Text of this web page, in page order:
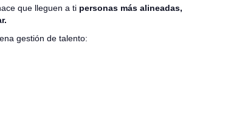
que lleguen a ti personas más alineadas,
gestión de talento: